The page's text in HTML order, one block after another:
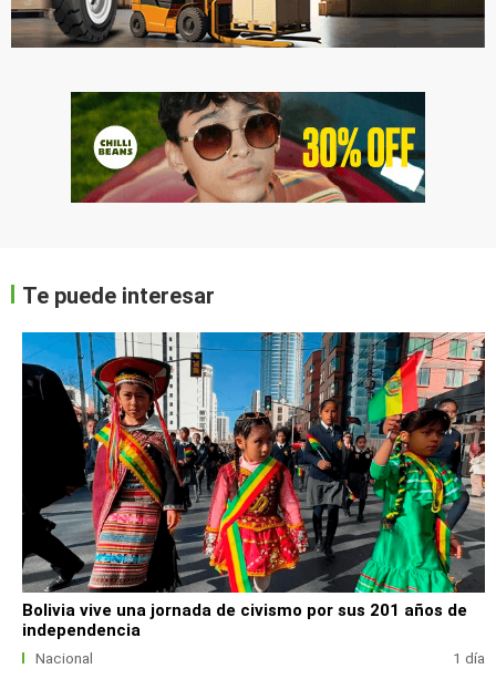
Te puede interesar
Bolivia vive una jornada de civismo por sus 201 años de
independencia
Nacional 1 día